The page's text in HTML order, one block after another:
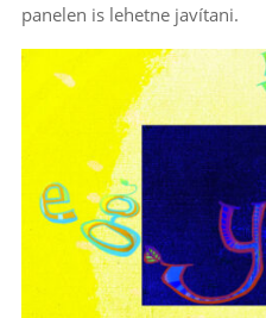
panelen is lehetne javítani.